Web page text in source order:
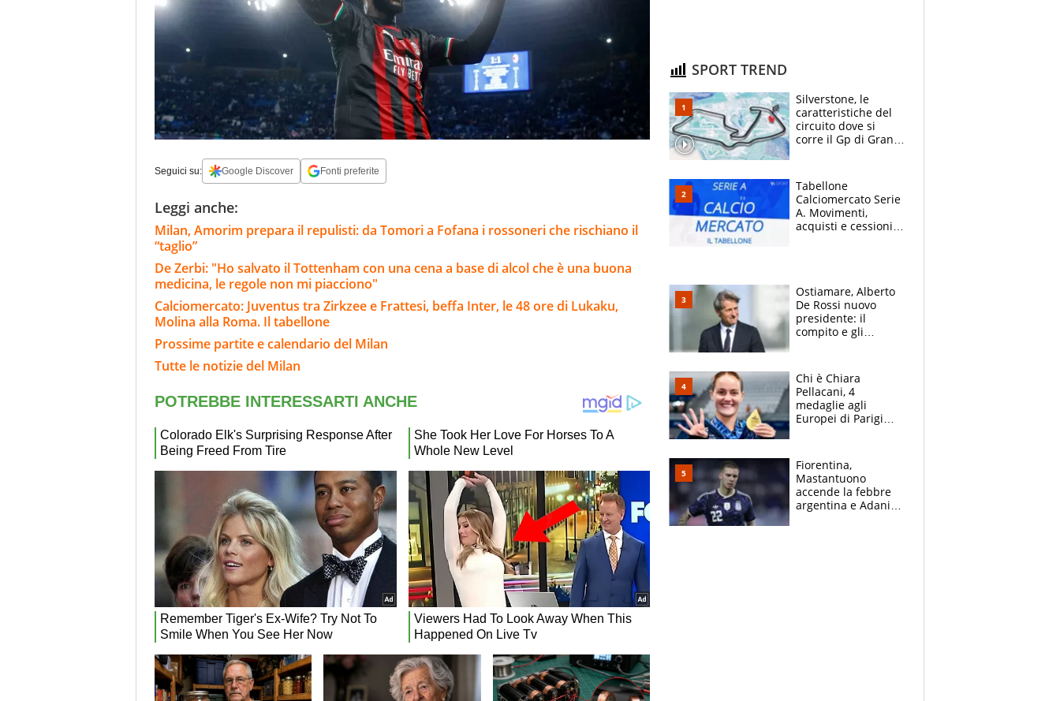
Seguici su: Google Discover Fonti preferite
Leggi anche:
Milan, Amorim prepara il repulisti: da Tomori a Fofana i rossoneri che rischiano il
“taglio”
De Zerbi: "Ho salvato il Tottenham con una cena a base di alcol che è una buona
medicina, le regole non mi piacciono"
Calciomercato: Juventus tra Zirkzee e Frattesi, beffa Inter, le 48 ore di Lukaku,
Molina alla Roma. Il tabellone
Prossime partite e calendario del Milan
Tutte le notizie del Milan
SPORT TREND
Silverstone, le
caratteristiche del
circuito dove si
corre il Gp di Gran
Tabellone
Calciomercato Serie
A. Movimenti,
acquisti e cessioni:
Ostiamare, Alberto
De Rossi nuovo
presidente: il
compito e gli
Chi è Chiara
Pellacani, 4
medaglie agli
Europei di Parigi
giornalista, mamma
insegnante e il
fratello calciatore
Fiorentina,
Mastantuono
accende la febbre
argentina e Adani